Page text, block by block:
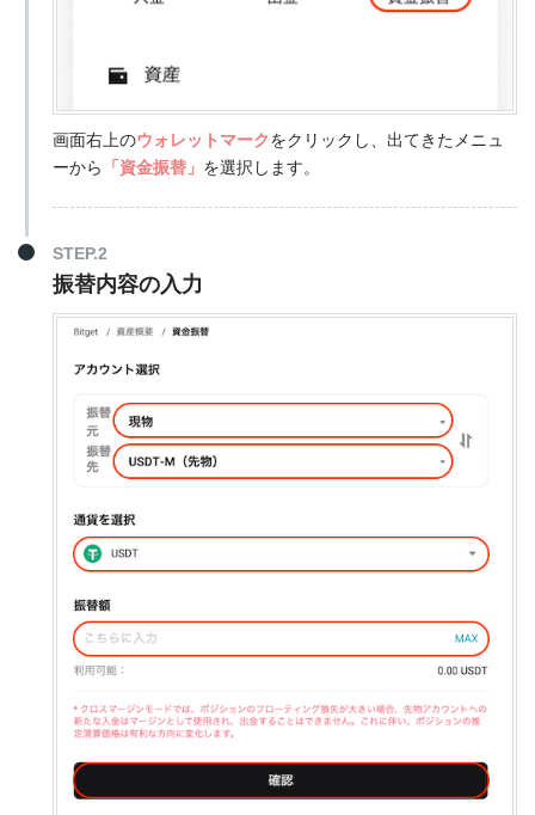
画面右上のウォレットマークをクリックし、出てきたメニュ
ーから
「資金振替」 を選択します。
STEP.2
振替内容の入力